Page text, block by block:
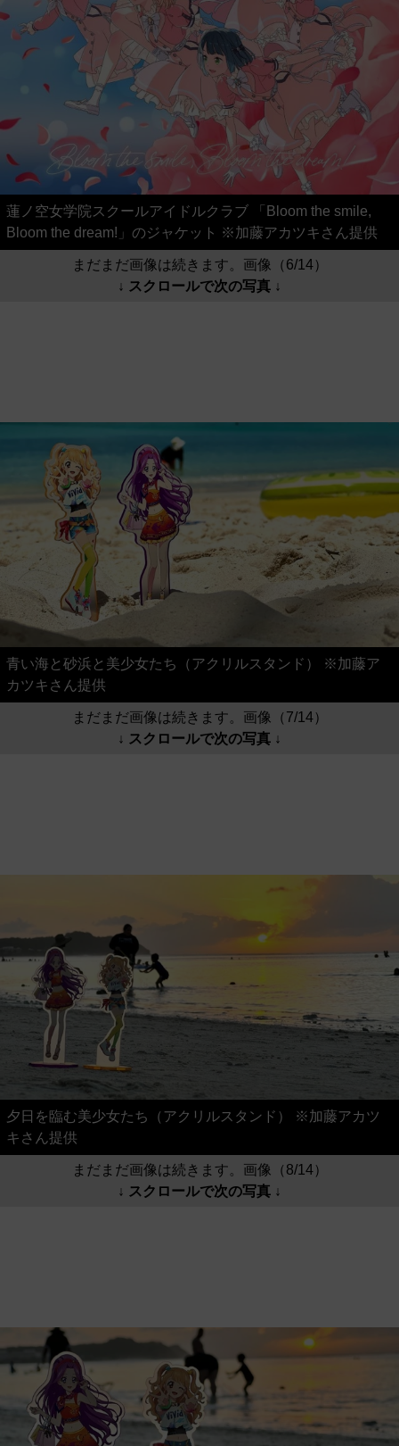
蓮ノ空女学院スクールアイドルクラブ 「Bloom the smile,
Bloom the dream!」のジャケット ※加藤アカツキさん提供
まだまだ画像は続きます。画像（6/14）
↓ スクロールで次の写真 ↓
青い海と砂浜と美少女たち（アクリルスタンド） ※加藤ア
カツキさん提供
まだまだ画像は続きます。画像（7/14）
↓ スクロールで次の写真 ↓
夕日を臨む美少女たち（アクリルスタンド） ※加藤アカツ
キさん提供
まだまだ画像は続きます。画像（8/14）
↓ スクロールで次の写真 ↓